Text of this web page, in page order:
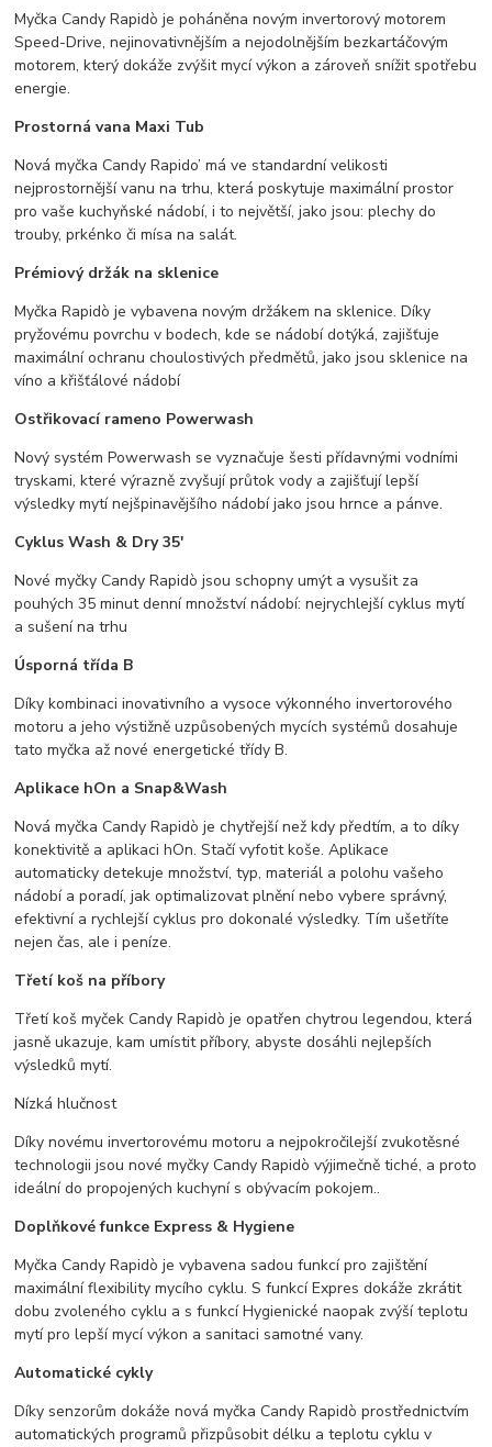
Myčka Candy Rapidò je poháněna novým invertorový motorem
Speed-Drive, nejinovativnějším a nejodolnějším bezkartáčovým
motorem, který dokáže zvýšit mycí výkon a zároveň snížit spotřebu
energie.
Prostorná vana Maxi Tub
Nová myčka Candy Rapido’ má ve standardní velikosti
nejprostornější vanu na trhu, která poskytuje maximální prostor
pro vaše kuchyňské nádobí, i to největší, jako jsou: plechy do
trouby, prkénko či mísa na salát.
Prémiový držák na sklenice
Myčka Rapidò je vybavena novým držákem na sklenice. Díky
pryžovému povrchu v bodech, kde se nádobí dotýká, zajišťuje
maximální ochranu choulostivých předmětů, jako jsou sklenice na
víno a křišťálové nádobí
Ostřikovací rameno Powerwash
Nový systém Powerwash se vyznačuje šesti přídavnými vodními
tryskami, které výrazně zvyšují průtok vody a zajišťují lepší
výsledky mytí nejšpinavějšího nádobí jako jsou hrnce a pánve.
Cyklus Wash & Dry 35'
Nové myčky Candy Rapidò jsou schopny umýt a vysušit za
pouhých 35 minut denní množství nádobí: nejrychlejší cyklus mytí
a sušení na trhu
Úsporná třída B
Díky kombinaci inovativního a vysoce výkonného invertorového
motoru a jeho výstižně uzpůsobených mycích systémů dosahuje
tato myčka až nové energetické třídy B.
Aplikace hOn a Snap&Wash
Nová myčka Candy Rapidò je chytřejší než kdy předtím, a to díky
konektivitě a aplikaci hOn. Stačí vyfotit koše. Aplikace
automaticky detekuje množství, typ, materiál a polohu vašeho
nádobí a poradí, jak optimalizovat plnění nebo vybere správný,
efektivní a rychlejší cyklus pro dokonalé výsledky. Tím ušetříte
nejen čas, ale i peníze.
Třetí koš na příbory
Třetí koš myček Candy Rapidò je opatřen chytrou legendou, která
jasně ukazuje, kam umístit příbory, abyste dosáhli nejlepších
výsledků mytí.
Nízká hlučnost
Díky novému invertorovému motoru a nejpokročilejší zvukotěsné
technologii jsou nové myčky Candy Rapidò výjimečně tiché, a proto
ideální do propojených kuchyní s obývacím pokojem..
Doplňkové funkce Express & Hygiene
Myčka Candy Rapidò je vybavena sadou funkcí pro zajištění
maximální flexibility mycího cyklu. S funkcí Expres dokáže zkrátit
dobu zvoleného cyklu a s funkcí Hygienické naopak zvýší teplotu
mytí pro lepší mycí výkon a sanitaci samotné vany.
Automatické cykly
Díky senzorům dokáže nová myčka Candy Rapidò prostřednictvím
automatických programů přizpůsobit délku a teplotu cyklu v